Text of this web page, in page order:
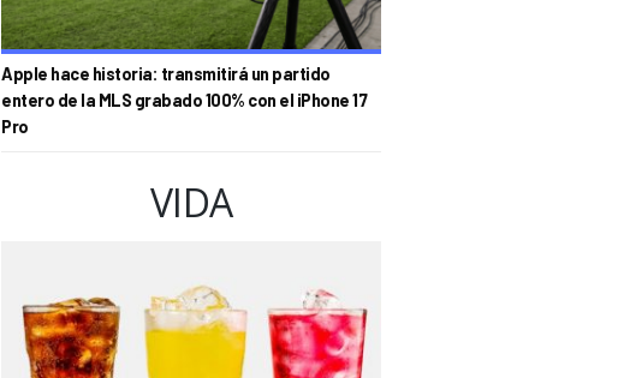
Apple hace historia: transmitirá un partido
entero de la MLS grabado 100% con el iPhone 17
Pro
VIDA